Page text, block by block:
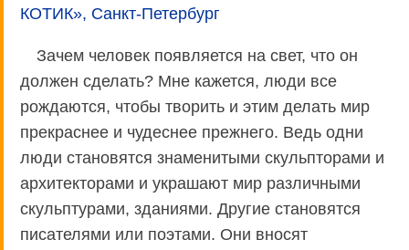
КОТИК», Санкт-Петербург
Зачем человек появляется на свет, что он
должен сделать? Мне кажется, люди все
рождаются, чтобы творить и этим делать мир
прекраснее и чудеснее прежнего. Ведь одни
люди становятся знаменитыми скульпторами и
архитекторами и украшают мир различными
скульптурами, зданиями. Другие становятся
писателями или поэтами. Они вносят